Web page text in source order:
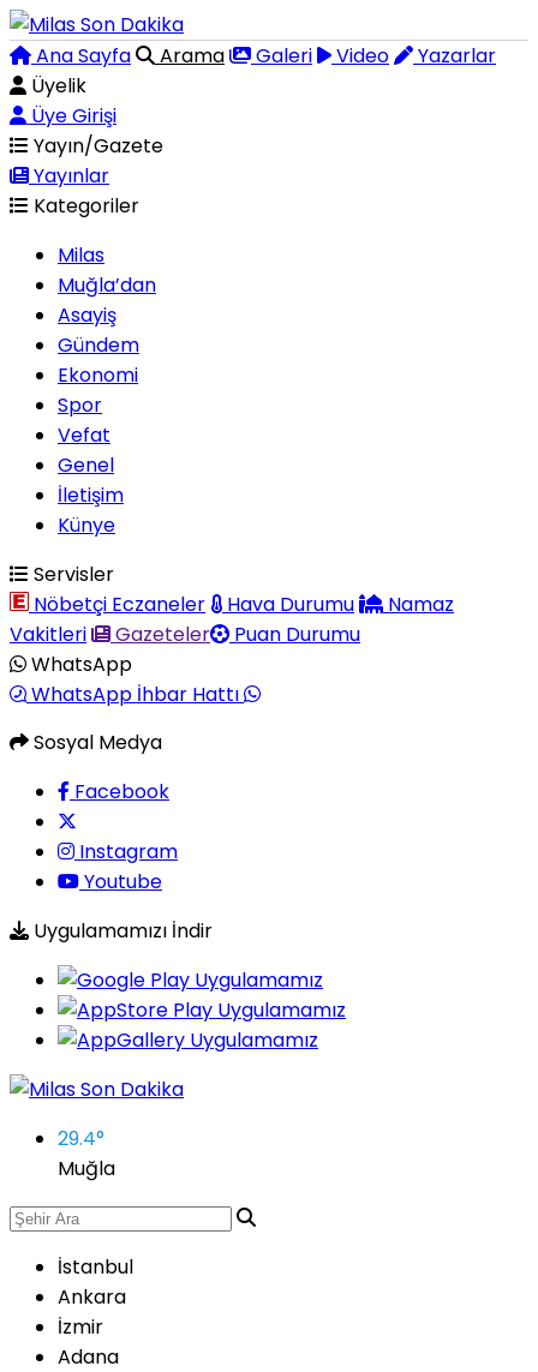
Ana Sayfa Arama Galeri Video
Yazarlar
Üyelik
Üye Girişi
Yayın/Gazete
Yayınlar
Kategoriler
Milas
Muğla’dan
Asayiş
Gündem
Ekonomi
Spor
Vefat
Genel
İletişim
Künye
Servisler
Nöbetçi Eczaneler
Hava Durumu
Namaz
Vakitleri
Gazeteler
Puan Durumu
WhatsApp
WhatsApp İhbar Hattı
Sosyal Medya
Facebook
Instagram
Youtube
Uygulamamızı İndir
29.4°
Muğla
İstanbul
Ankara
İzmir
Adana